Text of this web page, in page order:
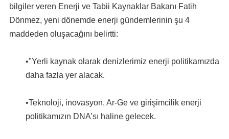
bilgiler veren Enerji ve Tabii Kaynaklar Bakanı Fatih
Dönmez, yeni dönemde enerji gündemlerinin şu 4
maddeden oluşacağını belirtti:
•"Yerli kaynak olarak denizlerimiz enerji politikamızda
daha fazla yer alacak.
•Teknoloji, inovasyon, Ar-Ge ve girişimcilik enerji
politikamızın DNA’sı haline gelecek.